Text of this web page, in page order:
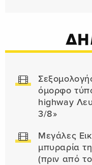
όμορφο
highway
3/8»
Μεγάλες
μπυραρία
(πριν από